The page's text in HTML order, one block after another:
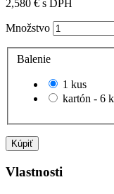
2,580 € s DPH
Množstvo
Balenie
1 kus
kartón - 6
Kúpiť
Vlastnosti